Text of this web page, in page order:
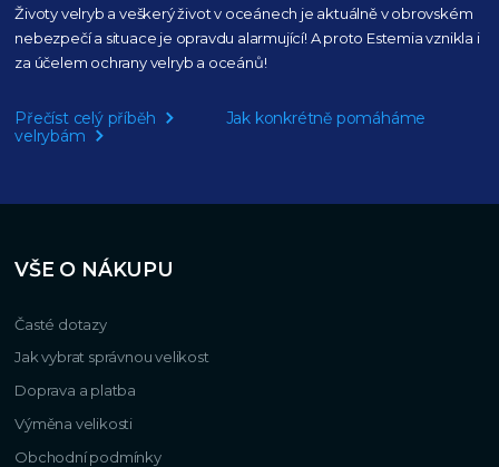
Životy velryb a veškerý život v oceánech je aktuálněv obrovském
nebezpečí a situace je opravdu alarmující!A proto Estemia vznikla i
za účelem ochrany velryb a oceánů!
Přečíst celý příběh
Jak konkrétně pomáháme
velrybám
VŠE O NÁKUPU
Časté dotazy
Jak vybrat správnou velikost
Doprava a platba
Výměna velikosti
Obchodní podmínky